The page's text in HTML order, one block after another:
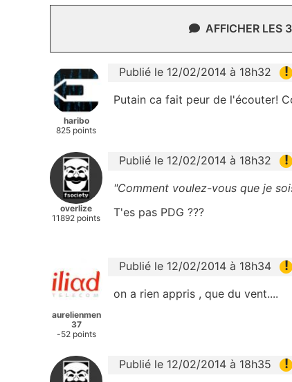
AFFICHER LES
haribo
825 points
Publié le 12/02/2014 à 18h32 !
Putain ca fait peur de l'écouter!
overlize
11892 points
Publié le 12/02/2014 à 18h32 !
"Comment voulez-vous que je
T'es pas PDG ???
aurelienmen
37
-52 points
Publié le 12/02/2014 à 18h34 !
on a rien appris , que du vent....
Publié le 12/02/2014 à 18h35 !